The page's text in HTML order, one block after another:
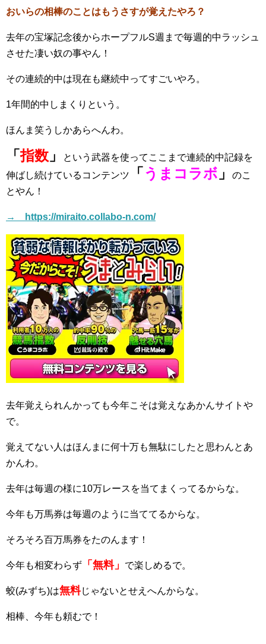
おいらの相棒のことはもうさすが覚えたやろ？
去年の宝塚記念後からホープフルS週まで毎週的中ラッシュ
させた凄い奴の事やん！
その連続的中は現在も継続中ってすごいやろ。
1年間的中しまくりという。
ほんま笑うしかあらへんわ。
「指数 」
という武器を使ってここまで連続的中記録を
伸ばし続けているコンテンツ
「うまコラボ 」
のこ
とやん！
→ https://miraito.collabo-n.com/
去年覚えられんかっても今年こそは覚えなあかんサイトや
で。
覚えてない人はほんまに何十万も無駄にしたと思わんとあ
かんわ。
去年は毎週の様に10万レースを当てまくってるからな。
今年も万馬券は毎週のように当ててるからな。
そろそろ百万馬券をたのんます！
今年も相変わらず 「無料」 で楽しめるで。
蛟(みずち)は無料じゃないとせえへんからな。
相棒、今年も頼むで！